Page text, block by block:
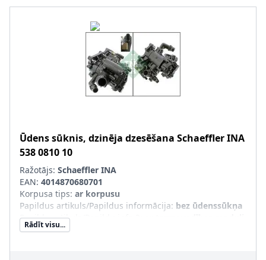
Ūdens sūknis, dzinēja dzesēšana Schaeffler INA
538 0810 10
Ražotājs: Schaeffler INA
EAN: 4014870680701
Korpusa tips: ar korpusu
Papildus artikuls/Papildus informācija: bez ūdenssūkņa
Papildu artikuls/Papildu info 2
SVHC:Nesatur SVHC vielas!
Rādīt visu...